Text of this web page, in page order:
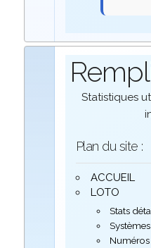
Statistiques
Plan du site :
ACCUEIL
LOTO
Stats